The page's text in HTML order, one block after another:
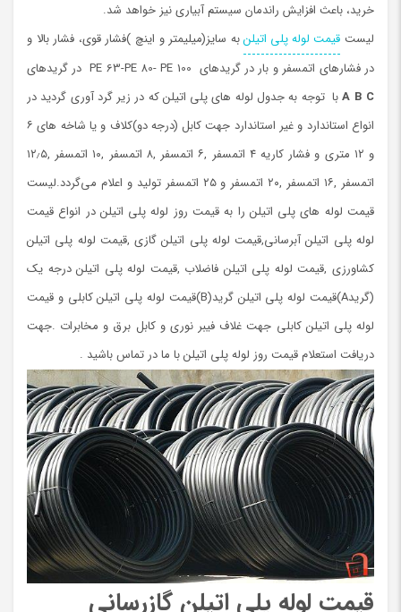
خرید، باعث افزایش راندمان سیستم آبیاری نیز خواهد شد.
لیست قیمت لوله پلی اتیلنبه سایز(میلیمتر و اینچ )فشار قوی، فشار بالا و
در فشارهای اتمسفر و بار در گریدهای PE 63-PE 80- PE 100 در گریدهای
A B Cبا توجه به جدول لوله های پلی اتیلن که در زیر گرد آوری گردید در
انواع استاندارد و غیر استاندارد جهت کابل (درجه دو)کلاف و یا شاخه های ۶
و ۱۲ متری و فشار کاریه ۴ اتمسفر ,۶ اتمسفر ,۸ اتمسفر ,۱۰ اتمسفر ,۱۲٫۵
اتمسفر ,۱۶ اتمسفر ,۲۰ اتمسفر و ۲۵ اتمسفر تولید و اعلام می‌گردد.لیست
قیمت لوله های پلی اتیلن را به قیمت روز لوله پلی اتیلن در انواع قیمت
لوله پلی اتیلن آبرسانی,قیمت لوله پلی اتیلن گازی ,قیمت لوله پلی اتیلن
کشاورزی ,قیمت لوله پلی اتیلن فاضلاب ,قیمت لوله پلی اتیلن درجه یک
(گریدA)قیمت لوله پلی اتیلن گرید(B)قیمت لوله پلی اتیلن کابلی و قیمت
لوله پلی اتیلن کابلی جهت غلاف فیبر نوری و کابل برق و مخابرات .جهت
دریافت استعلام قیمت روز لوله پلی اتیلن با ما در تماس باشید .
قیمت لوله پلی اتیلن گازرسانی